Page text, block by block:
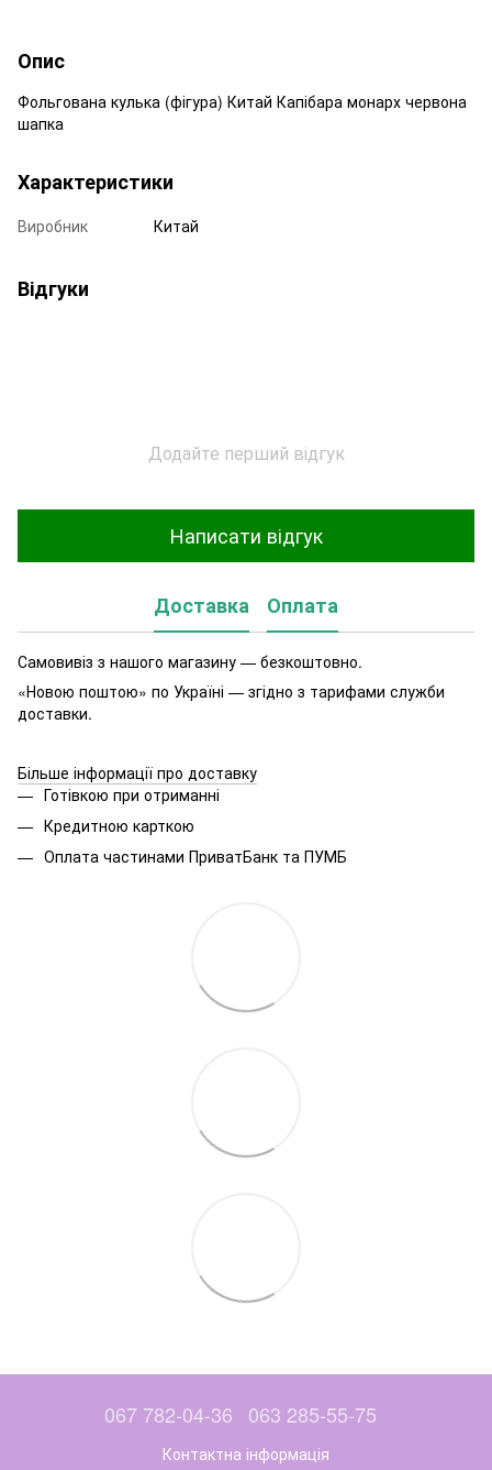
Опис
Фольгована кулька (фігура) Китай Капібара монарх червона
шапка
Характеристики
Виробник Китай
Відгуки
Додайте перший відгук
Написати відгук
Доставка Оплата
Самовивіз з нашого магазину — безкоштовно.
«Новою поштою» по Україні — згідно з тарифами служби
доставки.
Більше інформації про доставку
Готівкою при отриманні
Кредитною карткою
Оплата частинами ПриватБанк та ПУМБ
067 782-04-36 063 285-55-75
Контактна інформація